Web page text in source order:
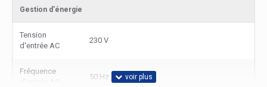
Gestion d'énergie
Tension
d'entrée AC
230 V
Fréquence
d'entrée AC
50 Hz